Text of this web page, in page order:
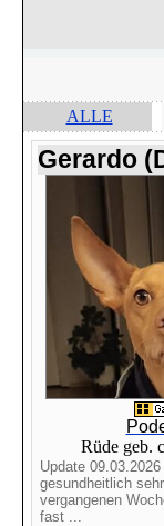
ALLE
Gerardo
Rüde geb.
Update
gesundheitlich
vergangenen
fast ...